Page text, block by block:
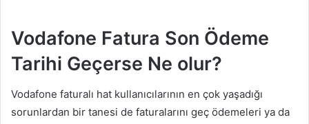
Vodafone Fatura Son Ödeme
Tarihi Geçerse Ne olur?
Vodafone faturalı hat kullanıcılarının en çok yaşadığı
sorunlardan bir tanesi de faturalarını geç ödemeleri ya da